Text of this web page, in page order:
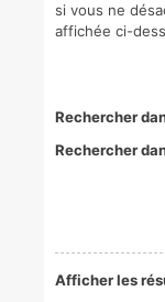
si vous ne
affichée ci-
Rechercher
Rechercher
Afficher les